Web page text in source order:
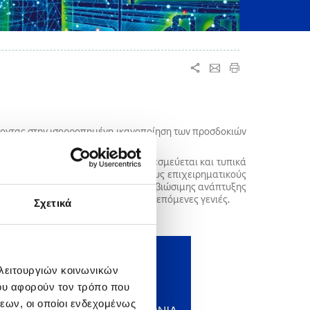
Σχετικά
κοινωνικών
αφορούν τον τρόπο που
οι οποίοι ενδεχομένως
στην ισορροπημένη ικανοποίηση των προσδοκιών
. Από το 2008, ο Όμιλος δεσμεύεται και τυπικά
του και για να τις προβάλει στους επιχειρηματικούς
ενσωμάτηση και προώθηση της βιώσιμης ανάπτυξης
, δημιουργώντας αξία για τις επόμενες γενιές.